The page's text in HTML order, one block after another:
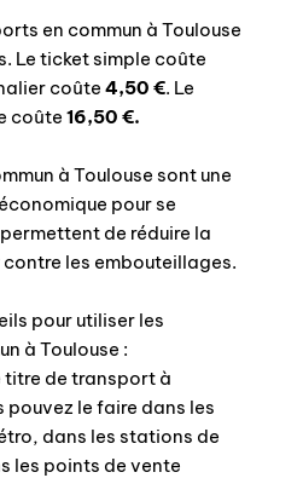
en commun à Toulouse
Le ticket simple coûte
coûte 4,50 €. Le
coûte 16,50 €.
à Toulouse sont une
pour se
de réduire la
les embouteillages.
pour utiliser les
à Toulouse :
de transport à
pouvez le faire dans les
dans les stations de
les points de vente